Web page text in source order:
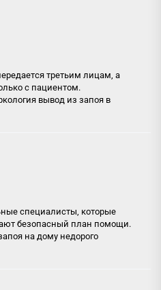
третьим лицам, а
с пациентом.
вывод из запоя в
специалисты, которые
безопасный план помощи.
на дому недорого